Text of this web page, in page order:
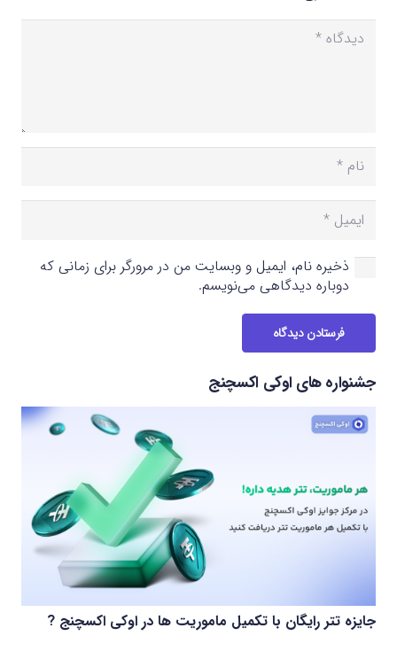
ذخیره نام، ایمیل و وبسایت من در مرورگر برای زمانی که
دوباره دیدگاهی می‌نویسم.
فرستادن دیدگاه
جشنواره های اوکی اکسچنج
جایزه تتر رایگان با تکمیل ماموریت ها در اوکی اکسچنج ?